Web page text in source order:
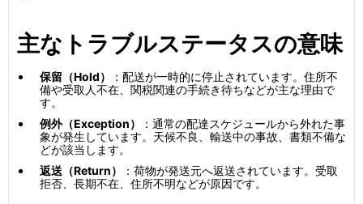
主なトラブルステータスの意味
保留（Hold）
：配送が一時的に停止されています。住所不
備や受取人不在、関税関連の手続き待ちなどが主な理由で
す。
例外（Exception）
：通常の配達スケジュールから外れた事
象が発生しています。天候不良、輸送中の事故、書類不備な
どが該当します。
返送（Return）
：荷物が発送元へ返送されています。受取
拒否、長期不在、住所不明などが原因です。